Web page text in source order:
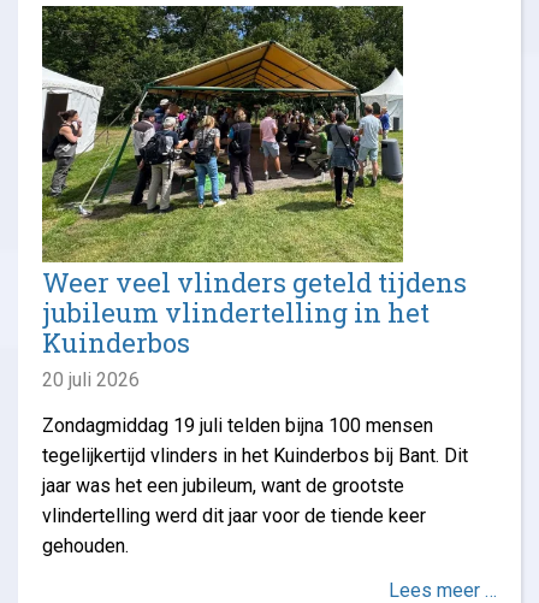
Weer veel vlinders geteld tijdens
jubileum vlindertelling in het
Kuinderbos
20 juli 2026
Zondagmiddag 19 juli telden bijna 100 mensen
tegelijkertijd vlinders in het Kuinderbos bij Bant. Dit
jaar was het een jubileum, want de grootste
vlindertelling werd dit jaar voor de tiende keer
gehouden.
Lees meer …